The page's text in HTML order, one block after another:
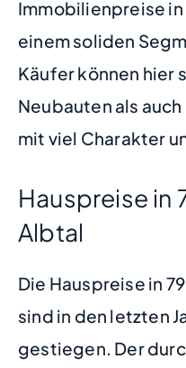
Immobilienpreise
einem soliden
Käufer können hier
Neubauten als
mit viel Charakter
Hauspreise in
Albtal
Die Hauspreise in
sind in den letzten
gestiegen. Der